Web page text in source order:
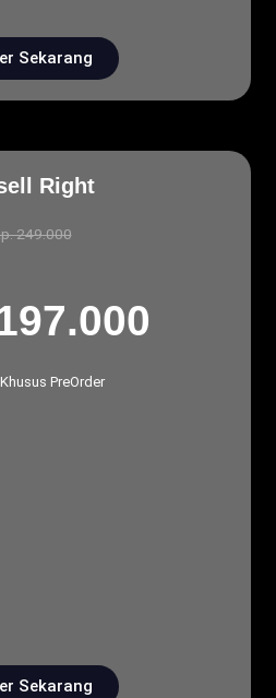
Sekarang
Right
249.000
PreOrder
Sekarang